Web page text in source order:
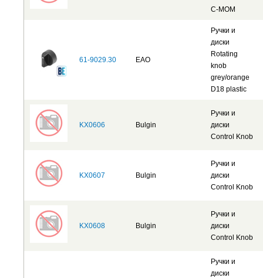
C-MOM
61-9029.30 EAO
Ручки и
диски
Rotating
knob
grey/orange
D18 plastic
KX0606 Bulgin
Ручки и
диски
Control Knob
KX0607 Bulgin
Ручки и
диски
Control Knob
KX0608 Bulgin
Ручки и
диски
Control Knob
Ручки и
диски